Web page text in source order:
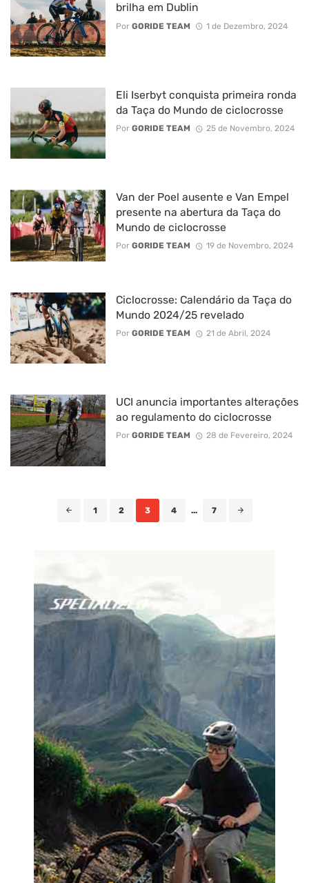
brilha em Dublin
Por GORIDE TEAM 1 de Dezembro, 2024
Eli Iserbyt conquista primeira ronda
da Taça do Mundo de ciclocrosse
Por GORIDE TEAM 25 de Novembro, 2024
Van der Poel ausente e Van Empel
presente na abertura da Taça do
Mundo de ciclocrosse
Por GORIDE TEAM 19 de Novembro, 2024
Ciclocrosse: Calendário da Taça do
Mundo 2024/25 revelado
Por GORIDE TEAM 21 de Abril, 2024
UCI anuncia importantes alterações
ao regulamento do ciclocrosse
Por GORIDE TEAM 28 de Fevereiro, 2024
1 2 3 4 ... 7